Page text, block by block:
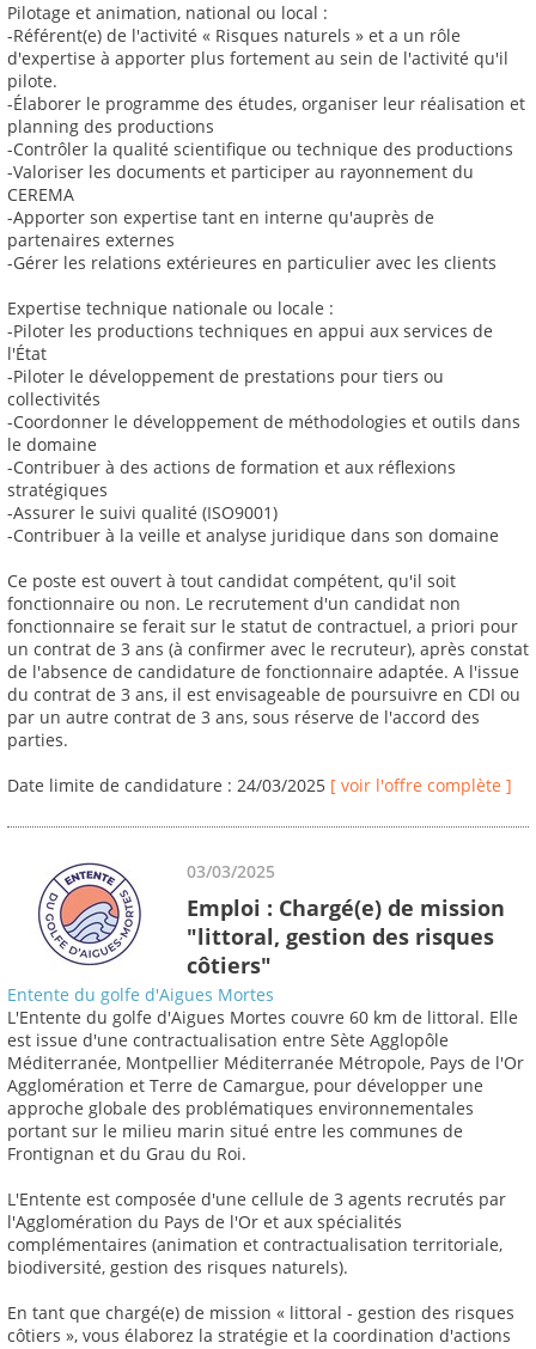
Pilotage et animation, national ou local :
-Référent(e) de l'activité « Risques naturels » et a un rôle
d'expertise à apporter plus fortement au sein de l'activité qu'il
pilote.
-Élaborer le programme des études, organiser leur réalisation et
planning des productions
-Contrôler la qualité scientifique ou technique des productions
-Valoriser les documents et participer au rayonnement du
CEREMA
-Apporter son expertise tant en interne qu'auprès de
partenaires externes
-Gérer les relations extérieures en particulier avec les clients
Expertise technique nationale ou locale :
-Piloter les productions techniques en appui aux services de
l'État
-Piloter le développement de prestations pour tiers ou
collectivités
-Coordonner le développement de méthodologies et outils dans
le domaine
-Contribuer à des actions de formation et aux réflexions
stratégiques
-Assurer le suivi qualité (ISO9001)
-Contribuer à la veille et analyse juridique dans son domaine
Ce poste est ouvert à tout candidat compétent, qu'il soit
fonctionnaire ou non. Le recrutement d'un candidat non
fonctionnaire se ferait sur le statut de contractuel, a priori pour
un contrat de 3 ans (à confirmer avec le recruteur), après constat
de l'absence de candidature de fonctionnaire adaptée. A l'issue
du contrat de 3 ans, il est envisageable de poursuivre en CDI ou
par un autre contrat de 3 ans, sous réserve de l'accord des
parties.
Date limite de candidature : 24/03/2025 [ voir l'offre complète ]
03/03/2025
Emploi : Chargé(e) de mission
"littoral, gestion des risques
côtiers"
Entente du golfe d'Aigues Mortes
L'Entente du golfe d'Aigues Mortes couvre 60 km de littoral. Elle
est issue d'une contractualisation entre Sète Agglopôle
Méditerranée, Montpellier Méditerranée Métropole, Pays de l'Or
Agglomération et Terre de Camargue, pour développer une
approche globale des problématiques environnementales
portant sur le milieu marin situé entre les communes de
Frontignan et du Grau du Roi.
L'Entente est composée d'une cellule de 3 agents recrutés par
l'Agglomération du Pays de l'Or et aux spécialités
complémentaires (animation et contractualisation territoriale,
biodiversité, gestion des risques naturels).
En tant que chargé(e) de mission « littoral - gestion des risques
côtiers », vous élaborez la stratégie et la coordination d'actions